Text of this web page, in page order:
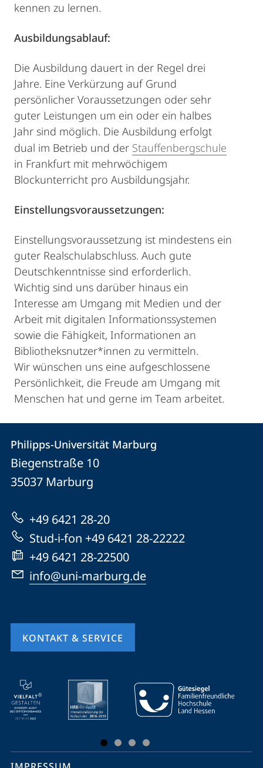
kennen zu lernen.
Ausbildungsablauf:
Die Ausbildung dauert in der Regel drei
Jahre. Eine Verkürzung auf Grund
persönlicher Voraussetzungen oder sehr
guter Leistungen um ein oder ein halbes
Jahr sind möglich. Die Ausbildung erfolgt
dual im Betrieb und der Stauffenbergschule
in Frankfurt mit mehrwöchigem
Blockunterricht pro Ausbildungsjahr.
Einstellungsvoraussetzungen:
Einstellungsvoraussetzung ist mindestens ein
guter Realschulabschluss. Auch gute
Deutschkenntnisse sind erforderlich.
Wichtig sind uns darüber hinaus ein
Interesse am Umgang mit Medien und der
Arbeit mit digitalen Informationssystemen
sowie die Fähigkeit, Informationen an
Bibliotheksnutzer*innen zu vermitteln.
Wir wünschen uns eine aufgeschlossene
Persönlichkeit, die Freude am Umgang mit
Menschen hat und gerne im Team arbeitet.
Kontakt
und
Informationen
zur
Website
Kontaktinformationen
Philipps-
Universität
Philipps-Universität Marburg
Biegenstraße 10
35037 Marburg
+49 6421 28-20
Stud-i-fon +49 6421 28-22222
+49 6421 28-22500
info@uni-marburg.de
KONTAKT & SERVICE
Mobile-
Service-
Navigation
Social